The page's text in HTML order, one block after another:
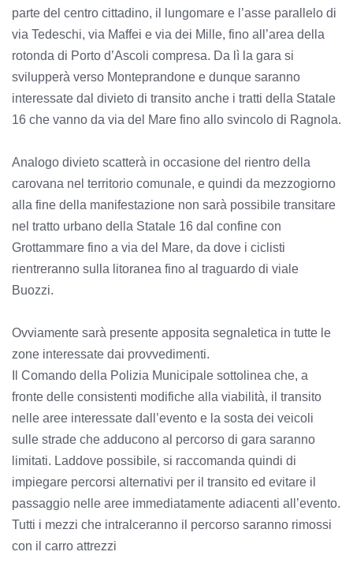
parte del centro cittadino, il lungomare e l’asse parallelo di
via Tedeschi, via Maffei e via dei Mille, fino all’area della
rotonda di Porto d’Ascoli compresa. Da lì la gara si
svilupperà verso Monteprandone e dunque saranno
interessate dal divieto di transito anche i tratti della Statale
16 che vanno da via del Mare fino allo svincolo di Ragnola.
Analogo divieto scatterà in occasione del rientro della
carovana nel territorio comunale, e quindi da mezzogiorno
alla fine della manifestazione non sarà possibile transitare
nel tratto urbano della Statale 16 dal confine con
Grottammare fino a via del Mare, da dove i ciclisti
rientreranno sulla litoranea fino al traguardo di viale
Buozzi.
Ovviamente sarà presente apposita segnaletica in tutte le
zone interessate dai provvedimenti.
Il Comando della Polizia Municipale sottolinea che, a
fronte delle consistenti modifiche alla viabilità, il transito
nelle aree interessate dall’evento e la sosta dei veicoli
sulle strade che adducono al percorso di gara saranno
limitati. Laddove possibile, si raccomanda quindi di
impiegare percorsi alternativi per il transito ed evitare il
passaggio nelle aree immediatamente adiacenti all’evento.
Tutti i mezzi che intralceranno il percorso saranno rimossi
con il carro attrezzi